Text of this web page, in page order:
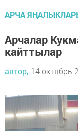
АРЧА
Арчалар
кайттылар
автор, 14 октябрь